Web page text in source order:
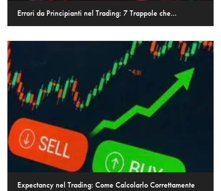
Errori da Principianti nel Trading: 7 Trappole che...
Expectancy nel Trading: Come Calcolarlo Correttamente